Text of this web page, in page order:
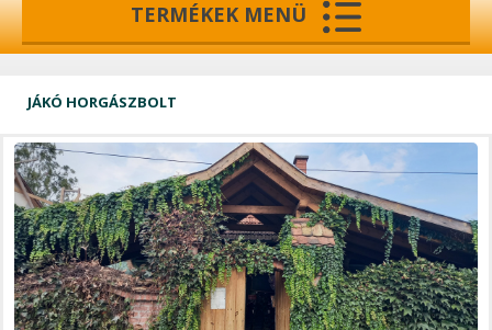
TERMÉKEK MENÜ
JÁKÓ HORGÁSZBOLT